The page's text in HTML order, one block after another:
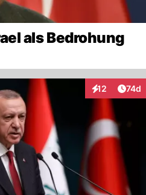
als Bedrohung
12
Interaktionen
74d